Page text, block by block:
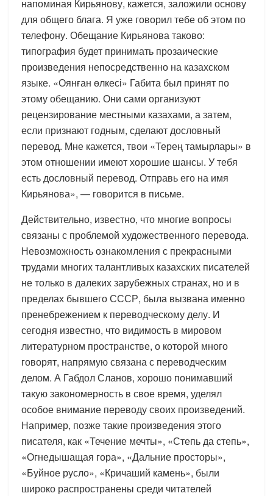
напоминая Кирьянову, кажется, заложили основу
для общего блага. Я уже говорил тебе об этом по
телефону. Обещание Кирьянова таково:
типография будет принимать прозаические
произведения непосредственно на казахском
языке. «Оянған өлкесі» Габита был принят по
этому обещанию. Они сами организуют
рецензирование местными казахами, а затем,
если признают годным, сделают дословный
перевод. Мне кажется, твои «Терең тамырлары» в
этом отношении имеют хорошие шансы. У тебя
есть дословный перевод. Отправь его на имя
Кирьянова», — говорится в письме.
Действительно, известно, что многие вопросы
связаны с проблемой художественного перевода.
Невозможность ознакомления с прекрасными
трудами многих талантливых казахских писателей
не только в далеких зарубежных странах, но и в
пределах бывшего СССР, была вызвана именно
пренебрежением к переводческому делу. И
сегодня известно, что видимость в мировом
литературном пространстве, о которой много
говорят, напрямую связана с переводческим
делом. А Габдол Сланов, хорошо понимавший
такую закономерность в свое время, уделял
особое внимание переводу своих произведений.
Например, позже такие произведения этого
писателя, как «Течение мечты», «Степь да степь»,
«Огнедышащая гора», «Дальние просторы»,
«Буйное русло», «Кричаший камень», были
широко распространены среди читателей